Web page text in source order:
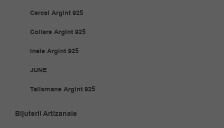
Cercei Argint 925
Coliere Argint 925
Inele Argint 925
JUNE
Talismane Argint 925
Bijuterii Artizanale